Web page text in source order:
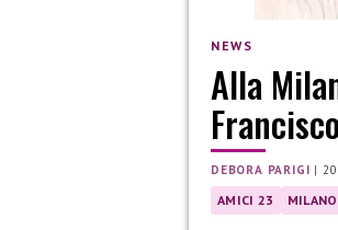
NEWS
Alla
DEBORA PARIGI |
AMICI 23